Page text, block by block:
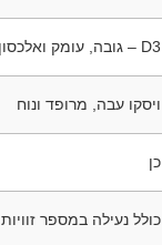
D3 – גובה, עומק ואלכסון
ויסקו עבה, מרופד ונוח
כן
כולל נעילה במספר זוויות